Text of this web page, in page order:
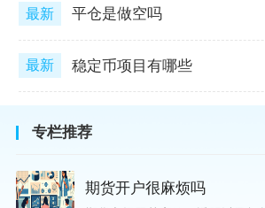
最新 平仓是做空吗
最新 稳定币项目有哪些
专栏推荐
期货开户很麻烦吗